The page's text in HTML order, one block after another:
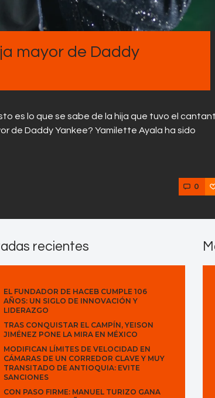
mayor de Daddy
es lo que se sabe de la hija que tuvo el
de Daddy Yankee? Yamilette Ayala ha sido
0
recientes
EL FUNDADOR DE HACEB CUMPLE 106
AÑOS: UN SIGLO DE INNOVACIÓN Y
LIDERAZGO
TRAS CONQUISTAR EL CAMPÍN, YEISON
JIMÉNEZ PONE LA MIRA EN MÉXICO
MODIFICAN LÍMITES DE VELOCIDAD EN
CÁMARAS DE UN CORREDOR CLAVE Y MUY
TRANSITADO DE ANTIOQUIA: EVITE
SANCIONES
CON PASO FIRME: MANUEL TURIZO GANA